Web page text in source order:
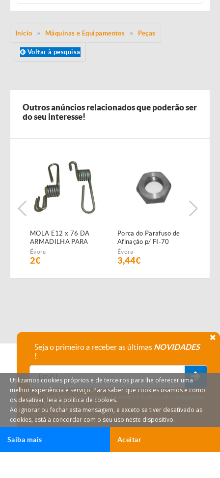
Ligar Email
Início Máquinas e Equipamentos Peças
Voltar à pesquisa
Outros anúncios relacionados que poderão ser
do seu interesse!
MOLA E12 x 76 DA
ARMADILHA PARA
SEMEADOR
PNEUMÁTICO FIALHO
Évora
2€
Porca do Parafuso de
Afinação p/ FI-70
Évora
3,44€
HáTudo © 2026 Todos os direitos reservados.
Seja o primeiro a receber as últimas NOVIDADES
!
Declaro que compreendi e aceito a Política de privacidade
do HáTudo.
Anular subscrição
Utilizamos cookies próprios e de terceiros para lhe oferecer uma
melhor experiência e serviço. Para saber que cookies usamos e como
os desativar, leia a política de cookies.
Ao ignorar ou fechar esta mensagem, e exceto se tiver desativado as
cookies, está a concordar com o seu uso neste dispositivo.
Aceitar
Saiba mais